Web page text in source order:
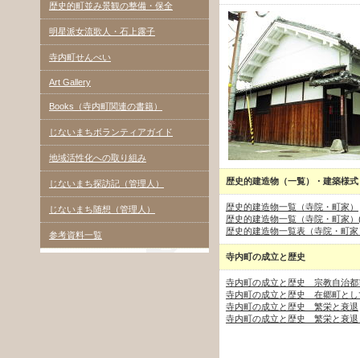
歴史的建造物（一覧）・建築様式
歴史的建造物一覧（寺院・町家）
歴史的建造物一覧（寺院・町家
歴史的建造物一覧表（寺院・町家
寺内町の成立と歴史
寺内町の成立と歴史 宗教自治都
寺内町の成立と歴史 在郷町とし
寺内町の成立と歴史 繁栄と衰退
寺内町の成立と歴史 繁栄と衰退
歴史的町並み景観の整備・保全
明星派女流歌人・石上露子
寺内町せんべい
Art Gallery
Books（寺内町関連の書籍）
じないまちボランティアガイド
地域活性化への取り組み
じないまち探訪記（管理人）
じないまち随想（管理人）
参考資料一覧